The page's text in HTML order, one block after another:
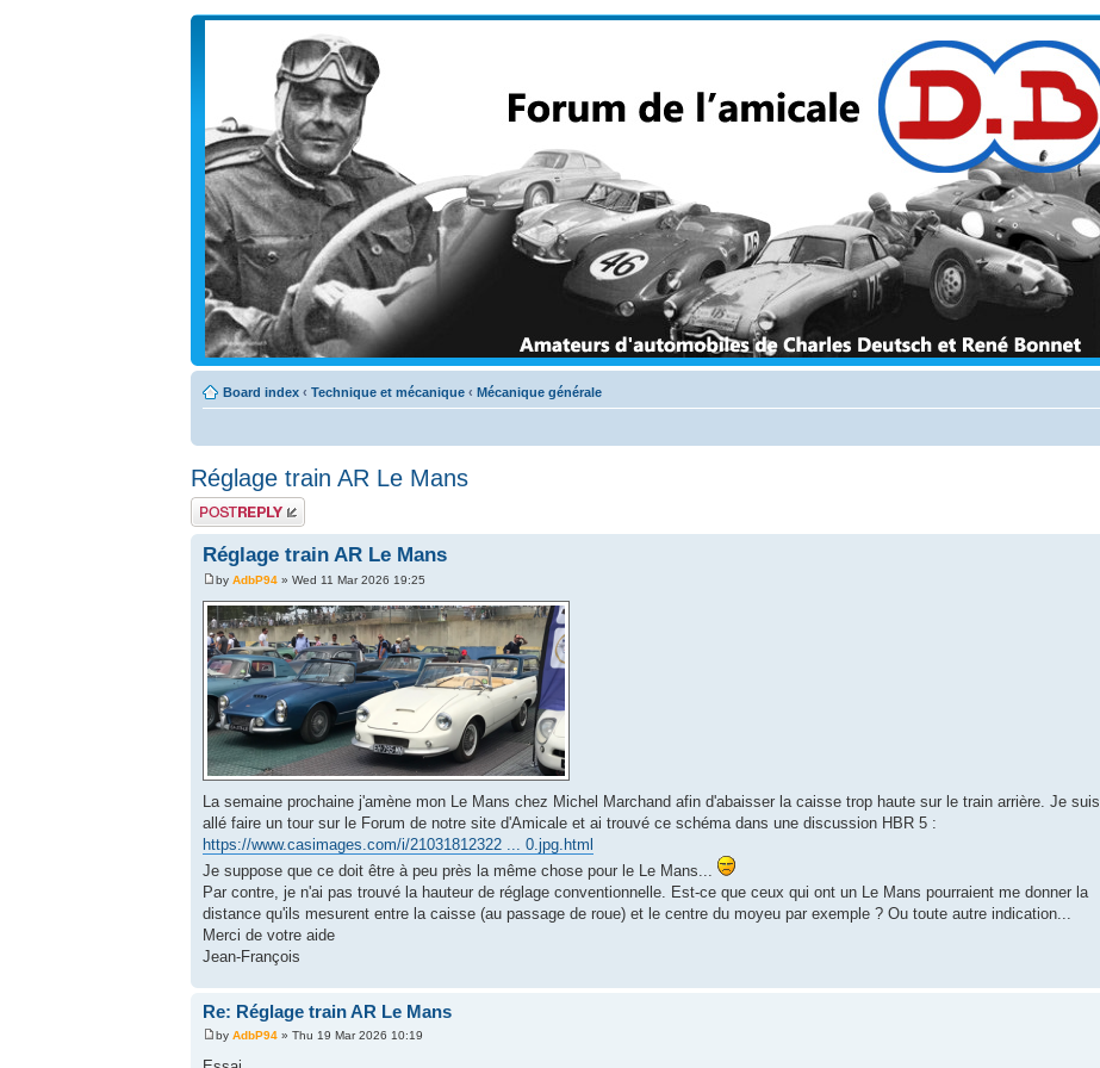
Board index ‹ Technique et mécanique ‹ Mécanique générale
Réglage train AR Le Mans
Post a reply
Réglage train AR Le Mans
by AdbP94 » Wed 11 Mar 2026 19:25
La semaine prochaine j'amène mon Le Mans chez Michel Marchand afin d'abaisser la caisse trop haute sur le train arrière. Je suis
allé faire un tour sur le Forum de notre site d'Amicale et ai trouvé ce schéma dans une discussion HBR 5 :
https://www.casimages.com/i/21031812322 ... 0.jpg.html
Je suppose que ce doit être à peu près la même chose pour le Le Mans...
Par contre, je n'ai pas trouvé la hauteur de réglage conventionnelle. Est-ce que ceux qui ont un Le Mans pourraient me donner la
distance qu'ils mesurent entre la caisse (au passage de roue) et le centre du moyeu par exemple ? Ou toute autre indication...
Merci de votre aide
Jean-François
Re: Réglage train AR Le Mans
by AdbP94 » Thu 19 Mar 2026 10:19